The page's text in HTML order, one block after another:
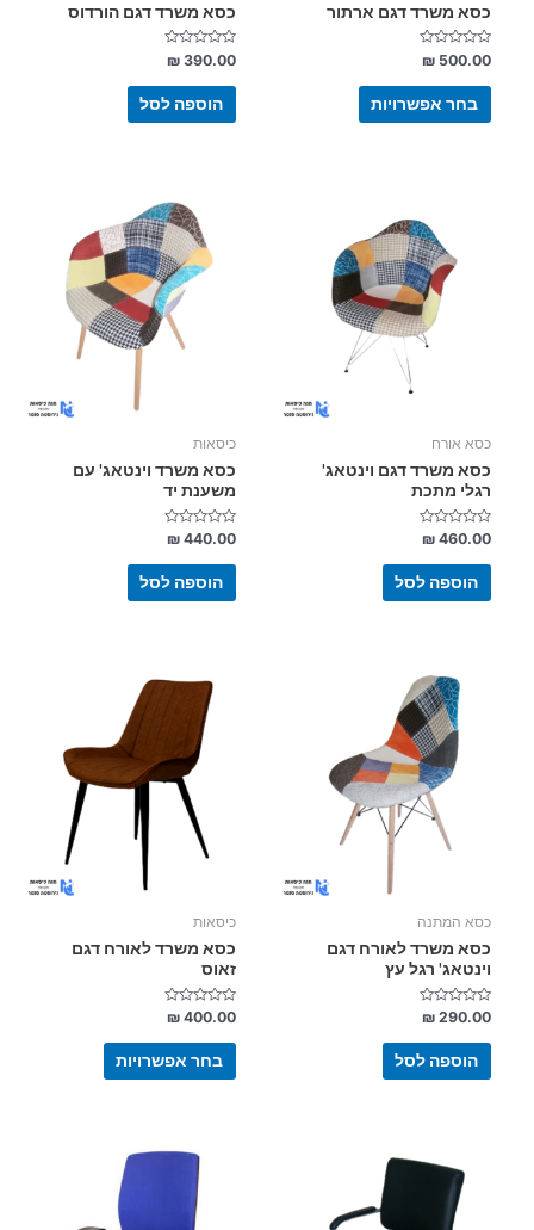
כסא משרד דגם ארתור
דורג
0
מתוך
₪500.00
בחר אפשרויות
כסא משרד דגם הורדוס
דורג
0
מתוך
₪390.00
הוספה לסל
כסא אורח
כסא משרד דגם וינטאג'
רגלי מתכת
דורג
0
מתוך
₪460.00
הוספה לסל
כיסאות
כסא משרד וינטאג' עם
משענת יד
דורג
0
מתוך
₪440.00
הוספה לסל
כסא המתנה
כסא משרד לאורח דגם
וינטאג' רגל עץ
דורג
0
מתוך
₪290.00
הוספה לסל
כיסאות
כסא משרד לאורח דגם
זאוס
דורג
0
מתוך
₪400.00
בחר אפשרויות
מספר
סוגים.
ניתן
לבחור
האפשרויות
המוצר